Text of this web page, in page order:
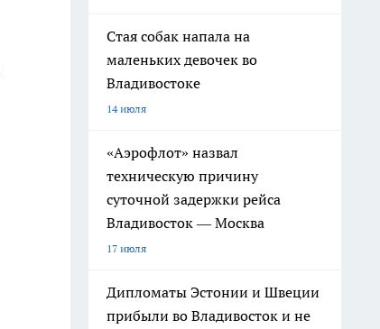
Стая собак напала на
маленьких девочек во
Владивостоке
14 июля
«Аэрофлот» назвал
техническую причину
суточной задержки рейса
Владивосток — Москва
17 июля
Дипломаты Эстонии и Швеции
прибыли во Владивосток и не